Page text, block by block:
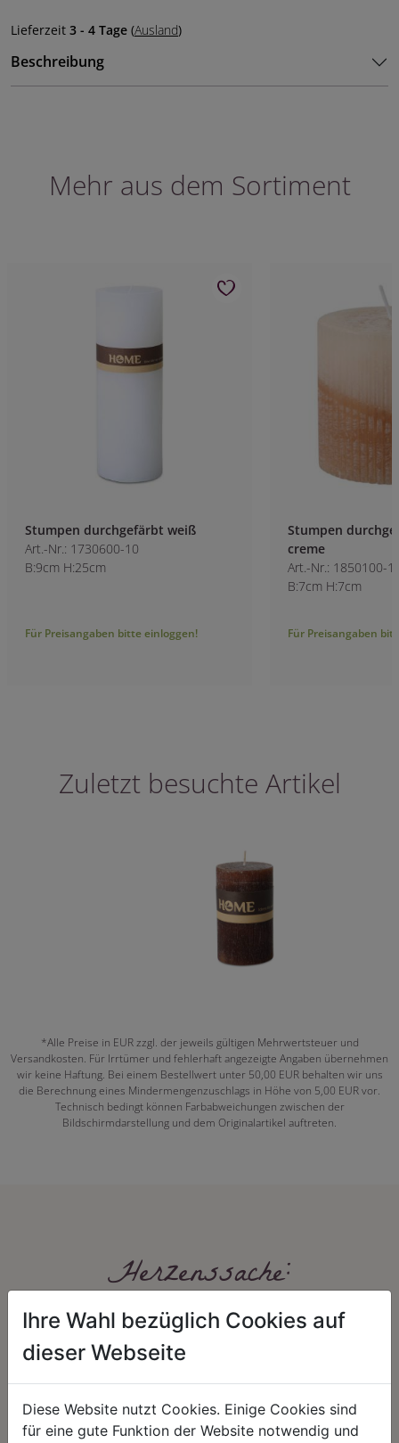
Lieferzeit 3 - 4 Tage (Ausland)
Beschreibung
Mehr aus dem Sortiment
Stumpen durchgefärbt weiß
Art.-Nr.: 1730600-10
B:9cm H:25cm
Für Preisangaben bitte einloggen!
Stumpen
creme
Art.-Nr.: 1850100-
B:7cm H:7cm
Für Preisangaben
Zuletzt besuchte Artikel
*Alle Preise in EUR zzgl. der jeweils gültigen Mehrwertsteuer und
Versandkosten. Für Irrtümer und fehlerhaft angezeigte Angaben übernehmen
wir keine Haftung. Bei einem Bestellwert unter 50,00 EUR behalten wir uns
die Berechnung eines Mindermengenzuschlags in Höhe von 5,00 EUR vor.
Technisch bedingt können Farbabweichungen zwischen der
Bildschirmdarstellung und dem Originalartikel auftreten.
Herzenssache:
Ihre Wahl bezüglich Cookies auf
dieser Webseite
Diese Website nutzt Cookies. Einige Cookies sind
für eine gute Funktion der Website notwendig und